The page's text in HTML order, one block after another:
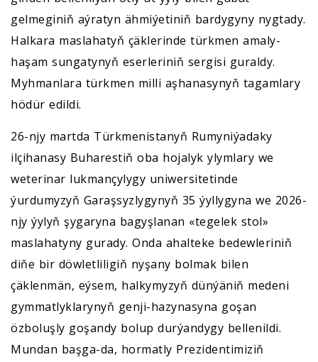
gelmeginiň aýratyn ähmiýetiniň bardygyny nygtady.
Halkara maslahatyň çäklerinde türkmen amaly-
haşam sungatynyň eserleriniň sergisi guraldy.
Myhmanlara türkmen milli aşhanasynyň tagamlary
hödür edildi.
26-njy martda Türkmenistanyň Rumyniýadaky
ilçihanasy Buharestiň oba hojalyk ylymlary we
weterinar lukmançylygy uniwersitetinde
ýurdumyzyň Garaşsyzlygynyň 35 ýyllygyna we 2026-
njy ýylyň şygaryna bagyşlanan «tegelek stol»
maslahatyny gurady. Onda ahalteke bedewleriniň
diňe bir döwletliligiň nyşany bolmak bilen
çäklenmän, eýsem, halkymyzyň dünýäniň medeni
gymmatlyklarynyň genji-hazynasyna goşan
özboluşly goşandy bolup durýandygy bellenildi.
Mundan başga-da, hormatly Prezidentimiziň